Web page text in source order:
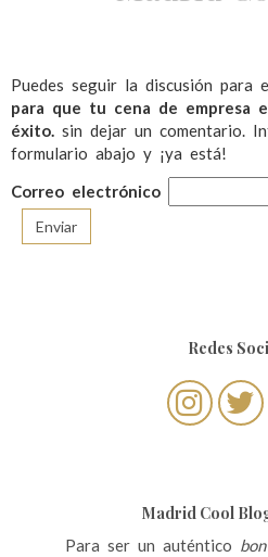
Puedes seguir la discusión para
para que tu cena de empresa
éxito. sin dejar un comentario.
formulario abajo y ¡ya está!
Correo electrónico
Redes
Madrid Cool
Para ser un auténtico